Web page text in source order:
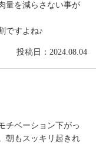
量を減らさない事が
ですよね♪
投稿日：2024.08.04
チベーション下がっ
朝もスッキリ起きれ